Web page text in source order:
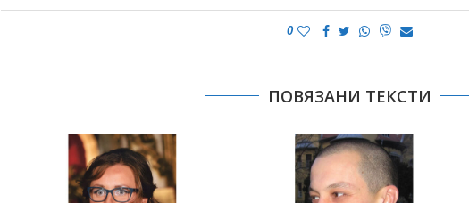
0
ПОВЯЗАНИ ТЕКСТИ